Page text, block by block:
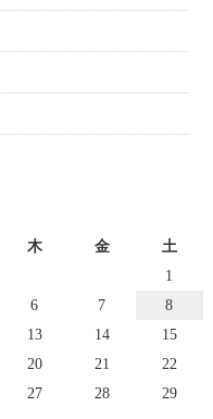
木 金
土
1
6 7
8
13 14
15
20 21
22
27 28
29